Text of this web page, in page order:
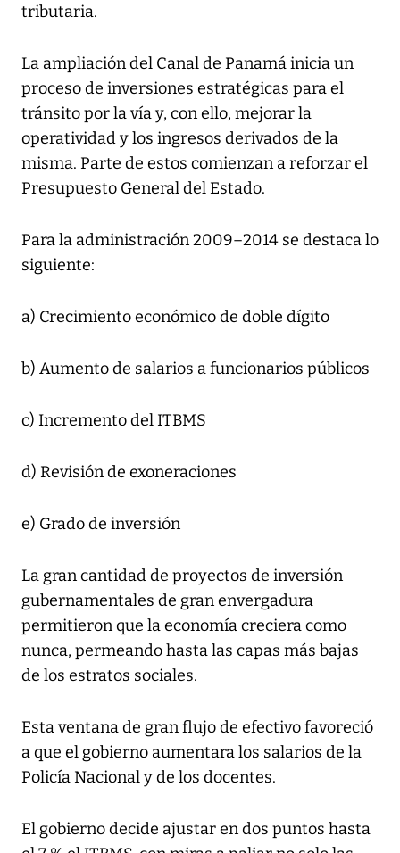
tributaria.
La ampliación del Canal de Panamá inicia un
proceso de inversiones estratégicas para el
tránsito por la vía y, con ello, mejorar la
operatividad y los ingresos derivados de la
misma. Parte de estos comienzan a reforzar el
Presupuesto General del Estado.
Para la administración 2009–2014 se destaca lo
siguiente:
a) Crecimiento económico de doble dígito
b) Aumento de salarios a funcionarios públicos
c) Incremento del ITBMS
d) Revisión de exoneraciones
e) Grado de inversión
La gran cantidad de proyectos de inversión
gubernamentales de gran envergadura
permitieron que la economía creciera como
nunca, permeando hasta las capas más bajas
de los estratos sociales.
Esta ventana de gran flujo de efectivo favoreció
a que el gobierno aumentara los salarios de la
Policía Nacional y de los docentes.
El gobierno decide ajustar en dos puntos hasta